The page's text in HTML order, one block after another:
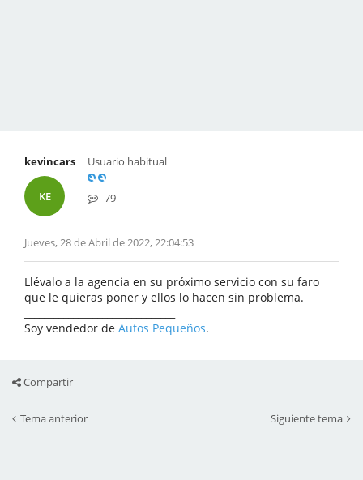
kevincars
KE
Usuario habitual
79
Jueves, 28 de Abril de 2022, 22:04:53
Llévalo a la agencia en su próximo servicio con su faro
que le quieras poner y ellos lo hacen sin problema.
Soy vendedor de Autos Pequeños.
Compartir
Tema anterior Siguiente tema